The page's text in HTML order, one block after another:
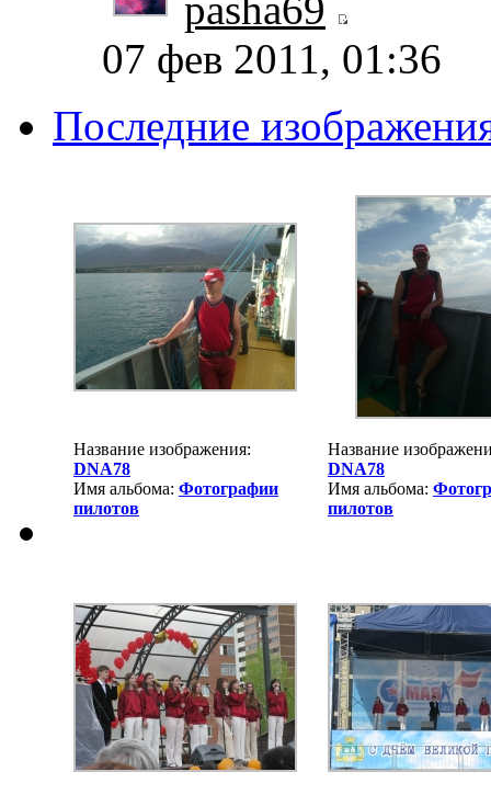
07 фев 2011, 01:36
Последние
Название изображения:
DNA78
Имя альбома: Фотографии
пилотов
Название
DNA78
Имя альбома:
пилотов